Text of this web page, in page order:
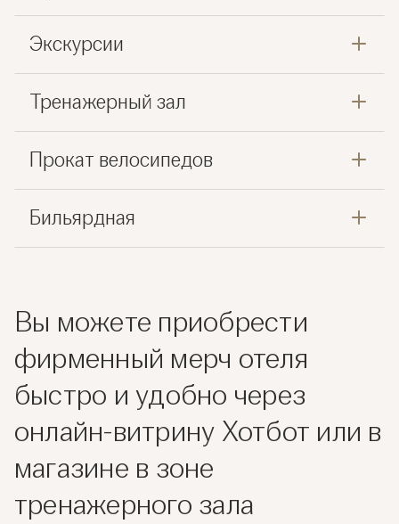
Экскурсии
Тренажерный зал
Прокат велосипедов
Бильярдная
Вы можете приобрести
фирменный мерч отеля
быстро и удобно через
онлайн-витрину Хотбот или в
магазине в зоне
тренажерного зала